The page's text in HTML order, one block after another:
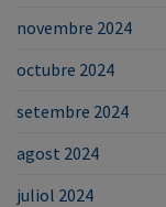
novembre 2024
octubre 2024
setembre 2024
agost 2024
juliol 2024